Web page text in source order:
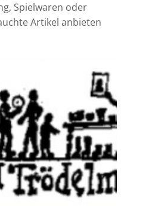
Spielwaren oder
Artikel anbieten